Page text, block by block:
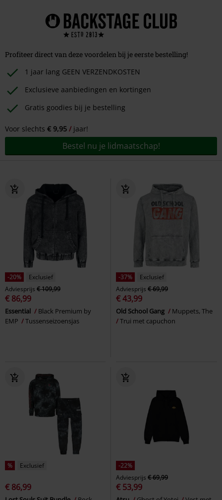
Profiteer direct van deze voordelen bij je eerste bestelling!
1 jaar lang GEEN VERZENDKOSTEN
Exclusieve aanbiedingen en kortingen
Gratis goodies bij je bestelling
Voor slechts € 9,95 jaar!
Bestel nu je lidmaatschap!
-20%
Exclusief
Adviesprijs € 109,99
€ 86,99
Essential
Black Premium by
EMP
Tussenseizoensjas
-37%
Exclusief
Adviesprijs € 69,99
€ 43,99
Old School Gang
Muppets, The
Trui met capuchon
% Exclusief
€ 86,99
-22%
Adviesprijs € 69,99
€ 53,99